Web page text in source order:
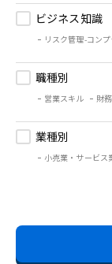
ビジネス知識
リスク管理-コンプ
職種別
営業スキル 財
業種別
小売業・サービス